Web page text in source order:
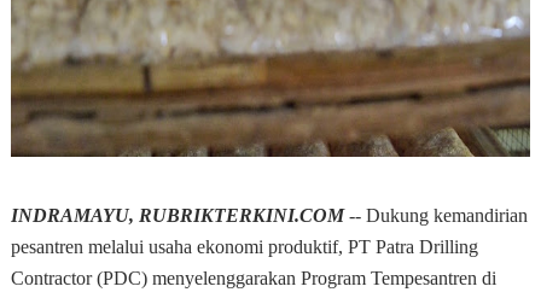
INDRAMAYU, RUBRIKTERKINI.COM-- Dukung kemandirian
pesantren melalui usaha ekonomi produktif, PT Patra Drilling
Contractor (PDC) menyelenggarakan Program Tempesantren di